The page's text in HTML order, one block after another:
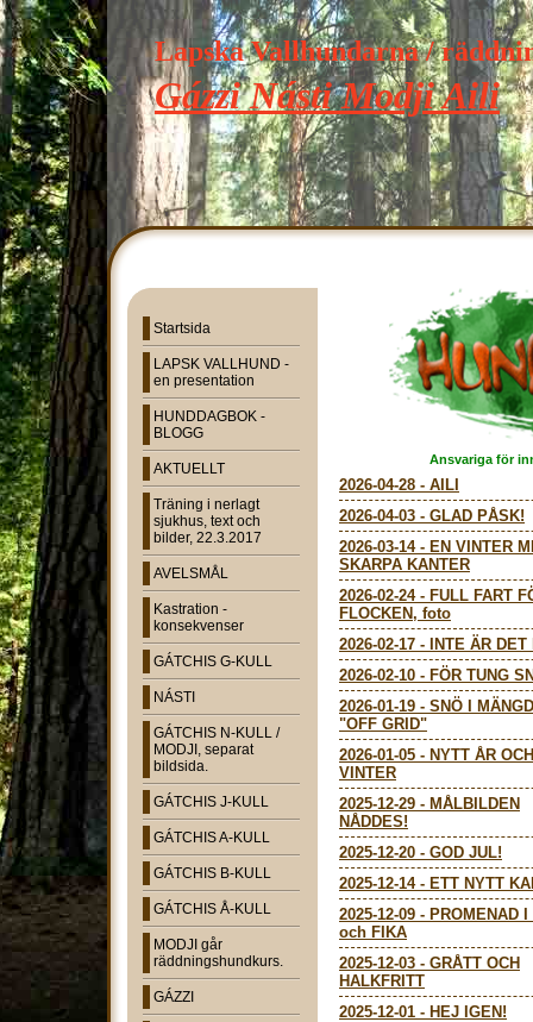
Lapska Vallhundarna /
Gázzi Násti Modji Aili
Startsida
LAPSK VALLHUND -
en presentation
HUNDDAGBOK -
BLOGG
AKTUELLT
Träning i nerlagt
sjukhus, text och
bilder, 22.3.2017
AVELSMÅL
Kastration -
konsekvenser
GÁTCHIS G-KULL
NÁSTI
GÁTCHIS N-KULL /
MODJI, separat
bildsida.
GÁTCHIS J-KULL
GÁTCHIS A-KULL
GÁTCHIS B-KULL
GÁTCHIS Å-KULL
MODJI går
räddningshundkurs.
GÁZZI
Ansvariga för
2026-04-28 - AILI
2026-04-03 - GLAD PÅSK!
2026-03-14- EN VINTER
SKARPA KANTER
2026-02-24- FULL FART
FLOCKEN, foto
2026-02-17 -
INTE ÄR
2026-02-10 - FÖR TUNG
2026-01-19 - SNÖ I
"OFF GRID"
2026-01-05 - NYTT ÅR OCH
VINTER
2025-12-29 - MÅLBILDEN
NÅDDES!
2025-12-20 - GOD JUL!
2025-12-14- ETT NYTT
2025-12-09 - PROMENAD I
och FIKA
2025-12-03 - GRÅTT OCH
HALKFRITT
2025-12-01 - HEJ IGEN!